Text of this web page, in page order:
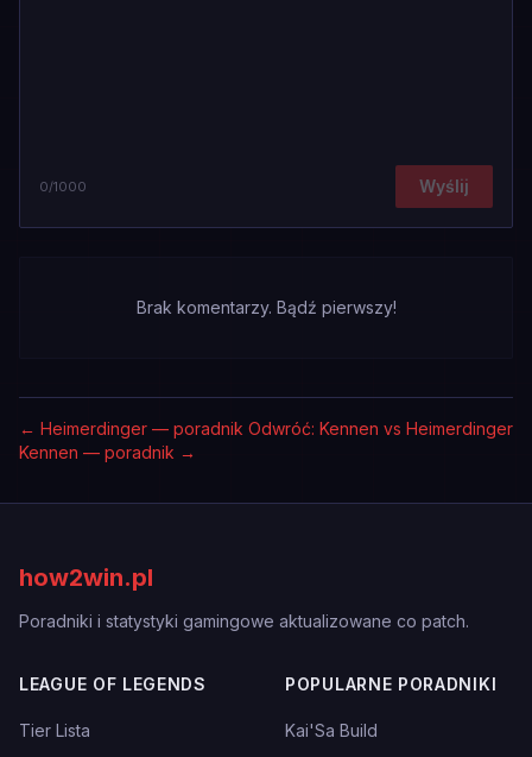
0/1000 Wyślij
Brak komentarzy. Bądź pierwszy!
← Heimerdinger — poradnik Odwróć: Kennen vs Heimerdinger
Kennen — poradnik →
how2win.pl
Poradniki i statystyki gamingowe aktualizowane co patch.
LEAGUE OF LEGENDS
Tier Lista
POPULARNE PORADNIKI
Kai'Sa Build